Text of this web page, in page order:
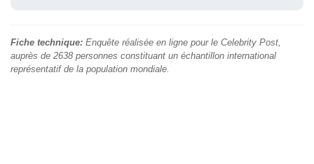
Fiche technique: Enquête réalisée en ligne pour le Celebrity Post,
auprès de 2638 personnes constituant un échantillon international
représentatif de la population mondiale.